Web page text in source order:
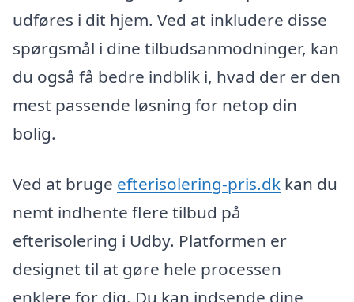
udføres i dit hjem. Ved at inkludere disse
spørgsmål i dine tilbudsanmodninger, kan
du også få bedre indblik i, hvad der er den
mest passende løsning for netop din
bolig.
Ved at bruge efterisolering-pris.dk kan du
nemt indhente flere tilbud på
efterisolering i Udby. Platformen er
designet til at gøre hele processen
enklere for dig. Du kan indsende dine